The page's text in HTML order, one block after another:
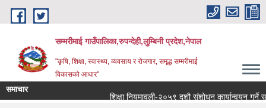
Skip to main content
सम्मरीमाई गाउँपालिका,रुपन्देही,लुम्बिनी प्रदेश,नेपाल
"कृषि, शिक्षा, स्वास्थ्य, व्यवसाय र रोजगार, समृद्ध सम्मरीमाई
विकासको आधार"
समाचार
शिक्षा नियमावली-२०५९ दशौ संशोधन कार्यान्वयन गर्ने